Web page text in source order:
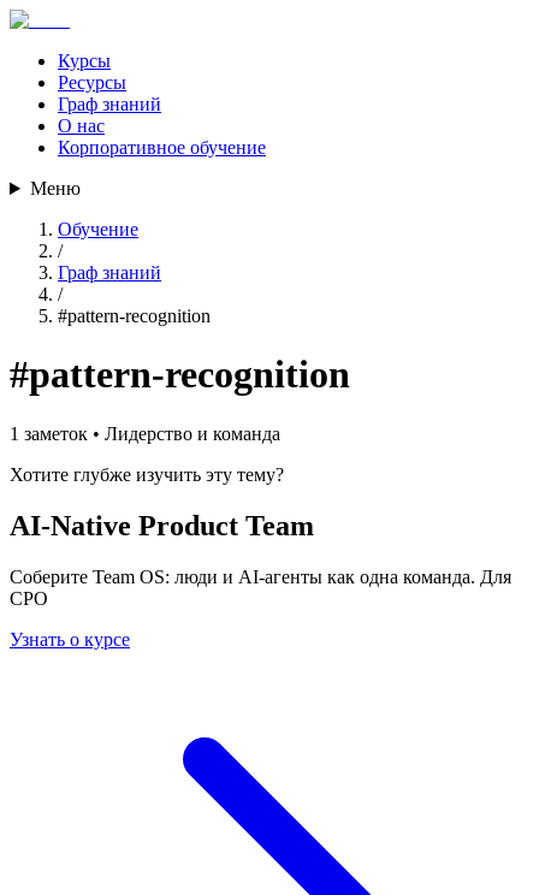
Курсы
Ресурсы
Граф знаний
О нас
Корпоративное обучение
Меню
Обучение
/
Граф знаний
/
#pattern-recognition
#pattern-recognition
1 заметок • Лидерство и команда
Хотите глубже изучить эту тему?
AI-Native Product Team
Соберите Team OS: люди и AI-агенты как одна команда. Для
CPO
Узнать о курсе